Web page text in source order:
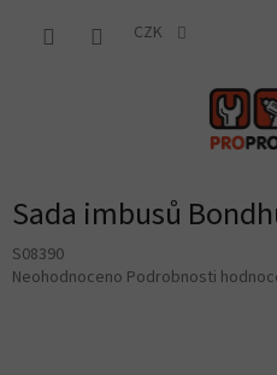
CZK
Sada imbusů
S08390
Průměrné
Neohodnoceno Podrobnosti